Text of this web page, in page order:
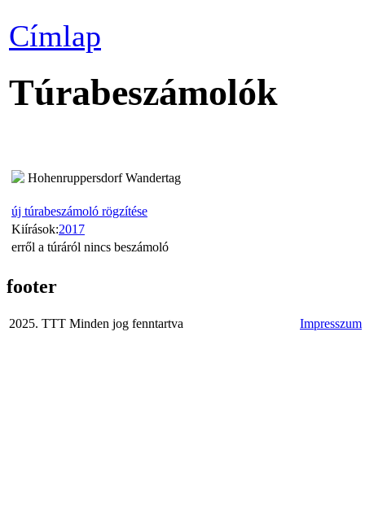
Címlap
Túrabeszámolók
Hohenruppersdorf Wandertag
új túrabeszámoló rögzítése
Kiírások:2017
erről a túráról nincs beszámoló
footer
2025. TTT Minden jog fenntartva Impresszum